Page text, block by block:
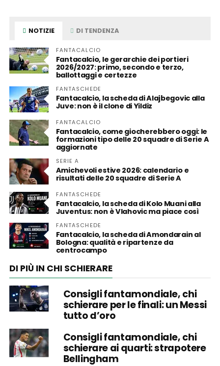
NOTIZIE DI TENDENZA
FANTACALCIO
Fantacalcio, le gerarchie dei portieri
2026/2027: primo, secondo e terzo,
ballottaggi e certezze
FANTASCHEDE
Fantacalcio, la scheda di Alajbegovic alla
Juve: non è il clone di Yildiz
FANTACALCIO
Fantacalcio, come giocherebbero oggi: le
formazioni tipo delle 20 squadre di Serie A
aggiornate
SERIE A
Amichevoli estive 2026: calendario e
risultati delle 20 squadre di Serie A
FANTASCHEDE
Fantacalcio, la scheda di Kolo Muani alla
Juventus: non è Vlahovic ma piace così
FANTASCHEDE
Fantacalcio, la scheda di Amondarain al
Bologna: qualità e ripartenze da
centrocampo
DI PIÙ IN CHI SCHIERARE
Consigli fantamondiale, chi
schierare per le finali: un Messi
tutto d’oro
Consigli fantamondiale, chi
schierare ai quarti: strapotere
Bellingham